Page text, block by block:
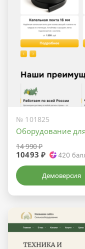
№ 101825
Оборудование
14 990 ₽
10493 ₽ 420
Демоверсия